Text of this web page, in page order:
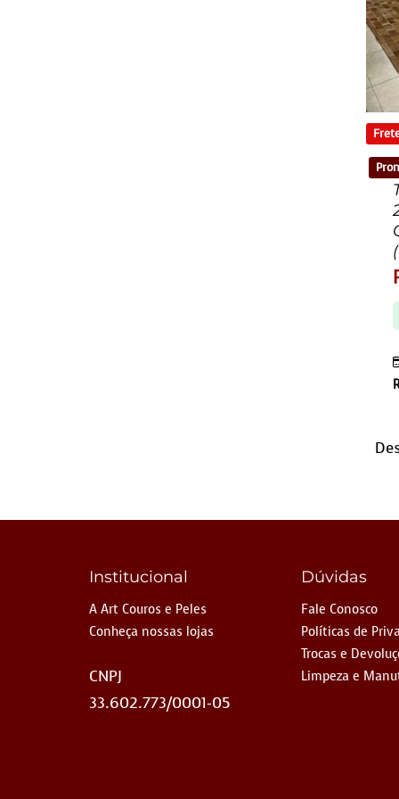
Institucional
A Art Couros e Peles
Conheça nossas lojas
CNPJ
33.602.773/0001-05
Dúvidas
Fale Conosco
Políticas de
Trocas e
Limpeza e